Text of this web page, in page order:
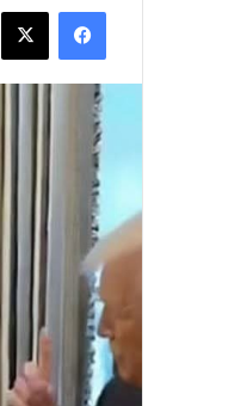
فيسبوك X